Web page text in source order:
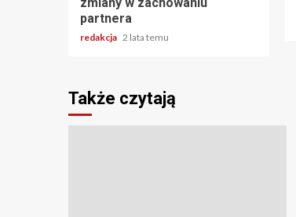
partnera
redakcja 2 lata temu
Także czytają